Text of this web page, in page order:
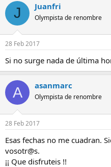
J Juanfri
Olympista de renombre
28 Feb 2017
Si no surge nada de última
A asanmarc
Olympista de renombre
28 Feb 2017
Esas fechas no me cuadran.
vosotr@s.
¡¡ Que disfruteis !!